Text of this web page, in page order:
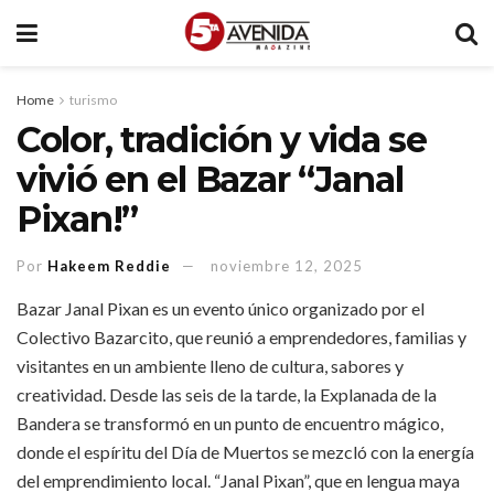
Home turismo
Color, tradición y vida se
vivió en el Bazar “Janal
Pixan!”
Por Hakeem Reddie noviembre 12, 2025
Bazar Janal Pixan es un evento único organizado por el
Colectivo Bazarcito, que reunió a emprendedores, familias y
visitantes en un ambiente lleno de cultura, sabores y
creatividad. Desde las seis de la tarde, la Explanada de la
Bandera se transformó en un punto de encuentro mágico,
donde el espíritu del Día de Muertos se mezcló con la energía
del emprendimiento local. “Janal Pixan”, que en lengua maya